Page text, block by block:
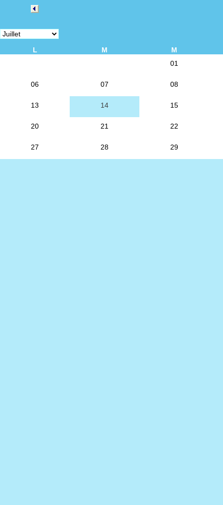
L M
M
01
06 07 08
13 14 15
20 21 22
27 28 29